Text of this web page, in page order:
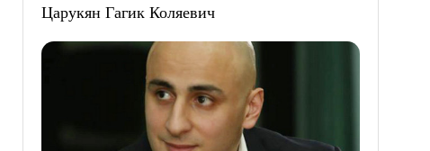
Царукян Гагик Коляевич